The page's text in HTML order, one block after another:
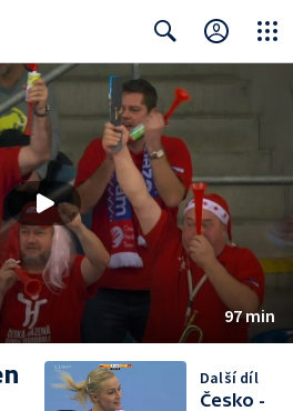
Search
97 min
Další díl
Česko -